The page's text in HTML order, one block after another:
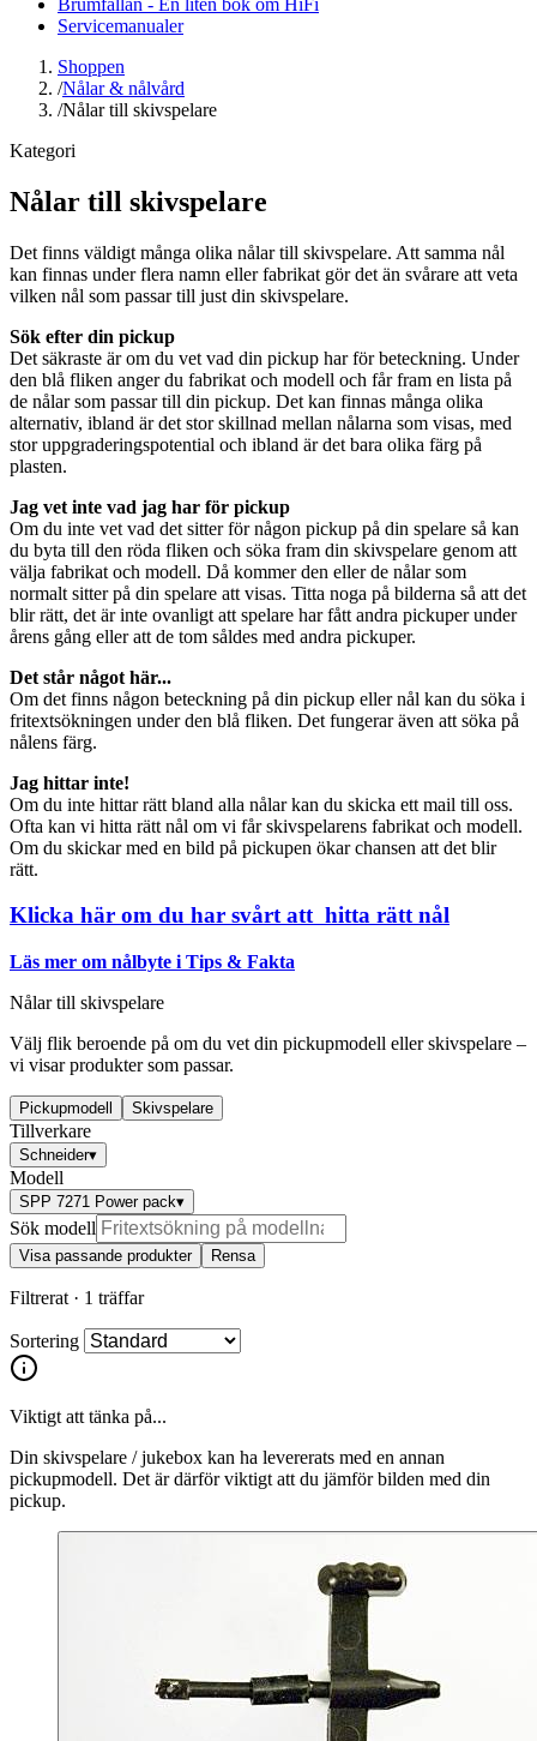
Servicemanualer
Shoppen
/Nålar & nålvård
/Nålar till skivspelare
Kategori
Nålar till skivspelare
Det finns väldigt många olika nålar till skivspelare. Att samma nål
kan finnas under flera namn eller fabrikat gör det än svårare att veta
vilken nål som passar till just din skivspelare.
Sök efter din pickup
Det säkraste är om du vet vad din pickup har för beteckning. Under
den blå fliken anger du fabrikat och modell och får fram en lista på
de nålar som passar till din pickup. Det kan finnas många olika
alternativ, ibland är det stor skillnad mellan nålarna som visas, med
stor uppgraderingspotential och ibland är det bara olika färg på
plasten.
Jag vet inte vad jag har för pickup
Om du inte vet vad det sitter för någon pickup på din spelare så kan
du byta till den röda fliken och söka fram din skivspelare genom att
välja fabrikat och modell. Då kommer den eller de nålar som
normalt sitter på din spelare att visas. Titta noga på bilderna så att det
blir rätt, det är inte ovanligt att spelare har fått andra pickuper under
årens gång eller att de tom såldes med andra pickuper.
Det står något här...
Om det finns någon beteckning på din pickup eller nål kan du söka i
fritextsökningen under den blå fliken. Det fungerar även att söka på
nålens färg.
Jag hittar inte!
Om du inte hittar rätt bland alla nålar kan du skicka ett mail till oss.
Ofta kan vi hitta rätt nål om vi får skivspelarens fabrikat och modell.
Om du skickar med en bild på pickupen ökar chansen att det blir
rätt.
Klicka här om du har svårt att hitta rätt nål
Läs mer om nålbyte i Tips & Fakta
Nålar till skivspelare
Välj flik beroende på om du vet din pickupmodell eller skivspelare –
vi visar produkter som passar.
Pickupmodell Skivspelare
Tillverkare
Schneider▾
Modell
SPP 7271 Power pack▾
Sök modell
Visa passande produkter Rensa
Filtrerat · 1 träffar
Sortering
Viktigt att tänka på...
Din skivspelare / jukebox kan ha levererats med en annan
pickupmodell. Det är därför viktigt att du jämför bilden med din
pickup.